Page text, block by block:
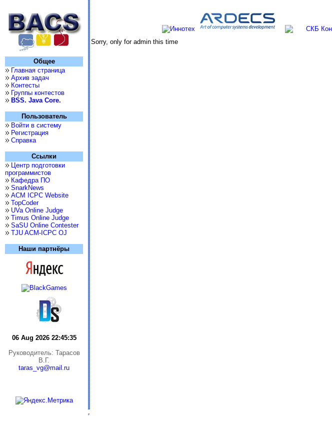
Общее
Главная страница
Архив задач
Контесты
Группы контестов
BSS. Java Core.
Пользователь
Войти в систему
Регистрация
Справка
Ссылки
Центр подготовки
программистов
Кафедра ПО
SnarkNews
ACM ICPC Website
TopCoder
UVa Online Judge
Timus Online Judge
SaSU Online Contester
TJU ACM-ICPC OJ
Наши партнёры
06 Aug 2026 22:45:35
Руководитель: Тарасов
В.Г.
taras_vg@mail.ru
Sorry, only for admin this time